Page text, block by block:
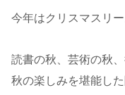
今年はクリスマスリ
読書の秋、芸術の秋、
秋の楽しみを堪能した